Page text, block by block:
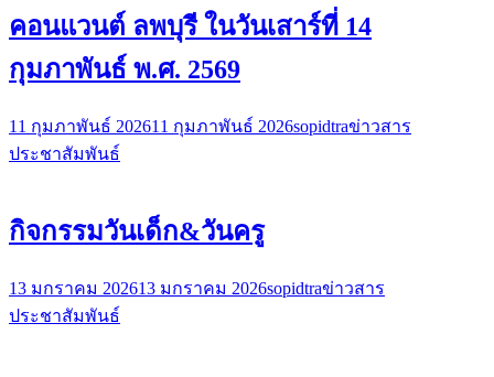
คอนแวนต์ ลพบุรี ในวันเสาร์ที่ 14
กุมภาพันธ์ พ.ศ. 2569
11 กุมภาพันธ์ 202611 กุมภาพันธ์ 2026sopidtraข่าวสาร
ประชาสัมพันธ์
กิจกรรมวันเด็ก&วันครู
13 มกราคม 202613 มกราคม 2026sopidtraข่าวสาร
ประชาสัมพันธ์